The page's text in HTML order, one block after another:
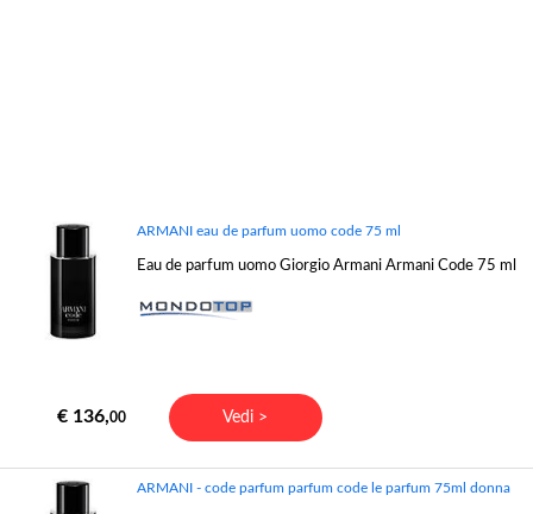
ARMANI eau de parfum uomo code 75 ml
Eau de parfum uomo Giorgio Armani Armani Code 75 ml
€ 136,00 Vedi >
ARMANI - code parfum parfum code le parfum 75ml donna